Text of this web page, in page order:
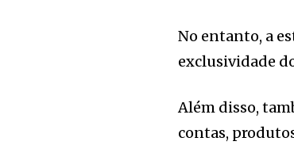
No entanto, a
exclusividade
Além disso,
contas,